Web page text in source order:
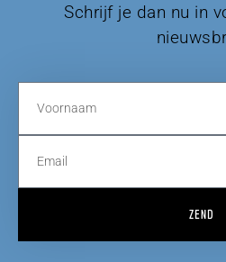
Schrijf je dan nu in
ZEND